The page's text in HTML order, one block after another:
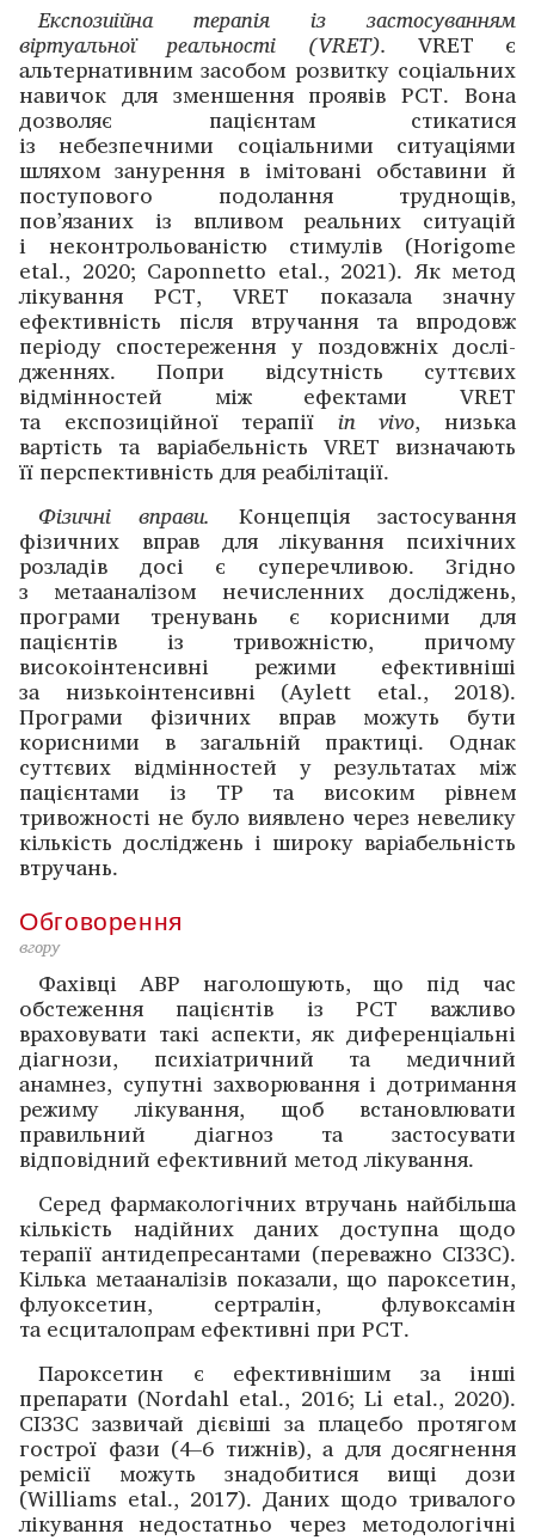
Експозиійна терапія із застосуванням
віртуальної реальності (VRET). VRET є
альтернативним засобом розвитку соціальних
навичок для зменшення проявів РСТ. Вона
дозволяє пацієнтам стикатися
із небезпечними соціальними ситуаціями
шляхом занурення в імітовані обставини й
поступового подолання труднощів,
пов’язаних із впливом реальних ситуацій
і неконтрольованістю стимулів (Horigome
etal., 2020; Caponnetto etal., 2021). Як метод
лікування РСТ, VRET показала значну
ефективність після втручання та впродовж
періоду спостереження у поздовжніх дослі­
дженнях. Попри відсутність суттєвих
відмінностей між ефектами VRET
та експозиційної терапії in vivo, низька
вартість та варіабельність VRET визначають
її перспективність для реабілітації.
Фізичні вправи. Концепція застосування
фізичних вправ для лікування психічних
розладів досі є суперечливою. Згідно
з метааналізом нечисленних досліджень,
програми тренувань є корисними для
пацієнтів із тривожністю, причому
високоінтенсивні режими ефективніші
за низькоінтенсивні (Aylett etal., 2018).
Програми фізичних вправ можуть бути
корисними в загальній практиці. Однак
суттєвих відмінностей у результатах між
пацієнтами із ТР та високим рівнем
тривожності не було виявлено через невелику
кількість дослі­джень і широку варіабельність
втручань.
Обговорення
вгору
Фахівці ABP наголошують, що під час
обстеження па­цієнтів із РСТ важливо
враховувати такі аспекти, як диференціальні
діагнози, психіатричний та медичний
анамнез, супутні захворювання і дотримання
режиму лікування, щоб встановлювати
правильний діагноз та застосувати
відповідний ефективний метод лікування.
Серед фармакологічних втручань найбільша
кількість надійних даних доступна щодо
терапії антидепресантами (переважно СІЗЗС).
Кілька метааналізів показали, що пароксетин,
флуоксетин, сертралін, флувоксамін
та есциталопрам ефективні при РСТ.
Пароксетин є ефективнішим за інші
препарати (Nordahl etal., 2016; Li etal., 2020).
СІЗЗС зазвичай діє­віші за плацебо протягом
гострої фази (4–6 тижнів), а для досягнення
ремісії можуть знадобитися вищі дози
(Williams etal., 2017). Даних щодо тривалого
лікування недостатньо через методологічні